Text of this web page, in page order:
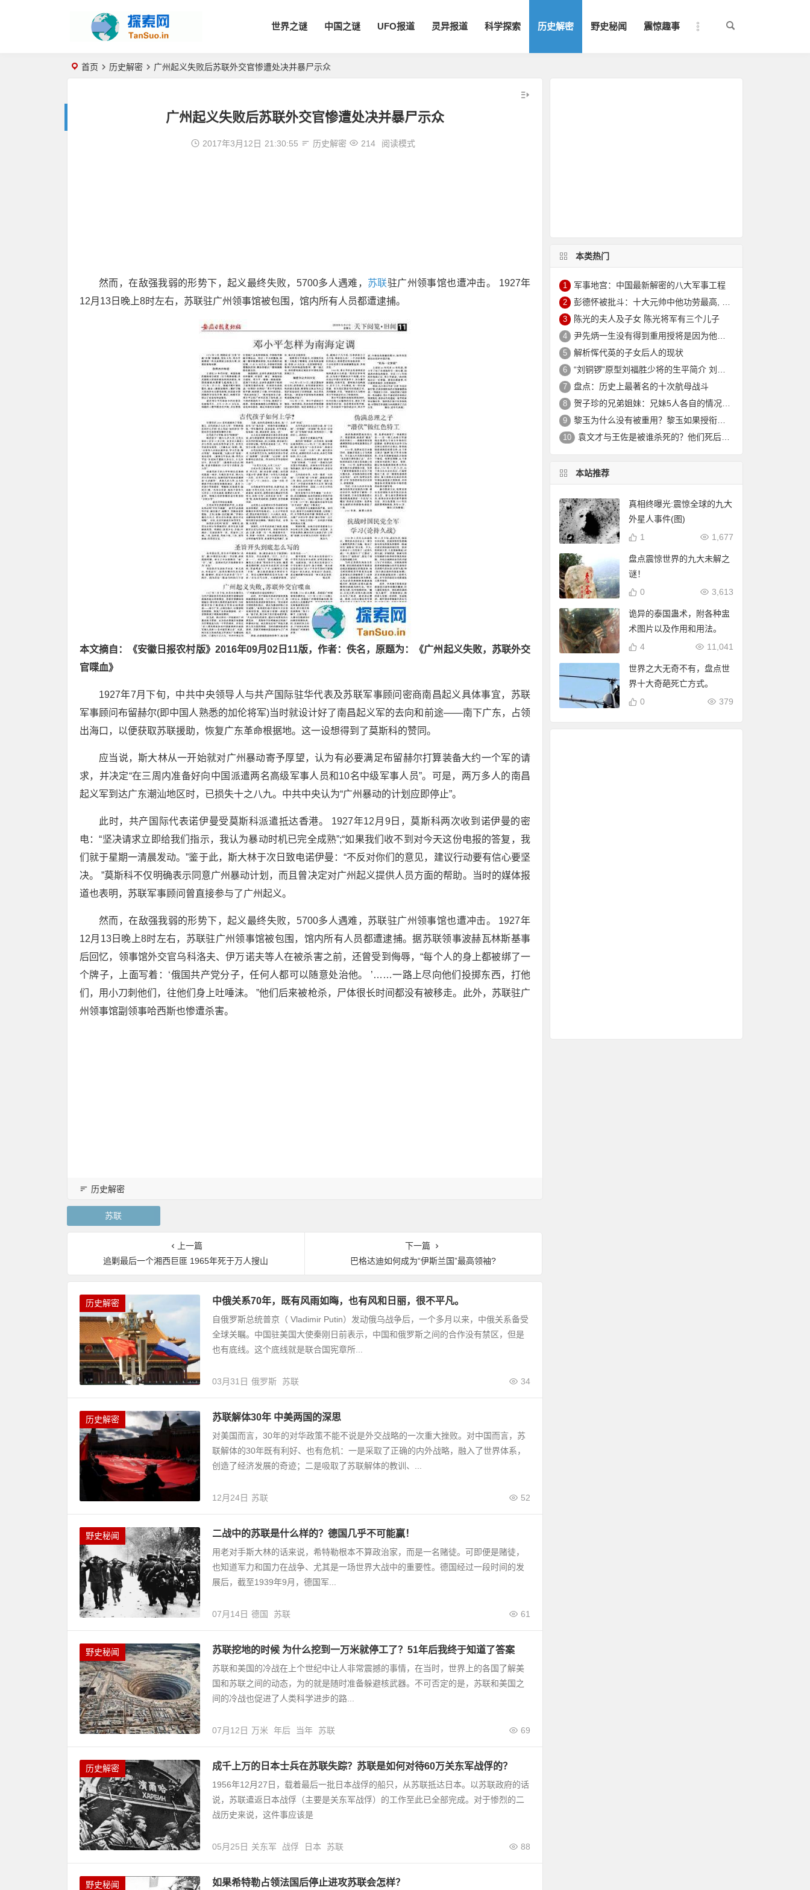
世界之谜 中国之谜 UFO报道 灵异报道 科学探索 历史解密 野史秘闻 震惊趣事
首页 历史解密 广州起义失败后苏联外交官惨遭处决并暴尸示众
广州起义失败后苏联外交官惨遭处决并暴尸示众
2017年3月12日 21:30:55 历史解密 214 阅读模式
然而，在敌强我弱的形势下，起义最终失败，5700多人遇难， 苏联驻广州领事馆也遭冲击。 1927年
12月13日晚上8时左右，苏联驻广州领事馆被包围，馆内所有人员都遭逮捕。
本文摘自：《安徽日报农村版》2016年09月02日11版，作者：佚名，原题为：《广州起义失败，苏联外交
官喋血》
1927年7月下旬，中共中央领导人与共产国际驻华代表及苏联军事顾问密商南昌起义具体事宜，苏联
军事顾问布留赫尔(即中国人熟悉的加伦将军)当时就设计好了南昌起义军的去向和前途——南下广东，占领
出海口，以便获取苏联援助，恢复广东革命根据地。这一设想得到了莫斯科的赞同。
应当说，斯大林从一开始就对广州暴动寄予厚望，认为有必要满足布留赫尔打算装备大约一个军的请
求，并决定“在三周内准备好向中国派遣两名高级军事人员和10名中级军事人员”。可是，两万多人的南昌
起义军到达广东潮汕地区时，已损失十之八九。中共中央认为“广州暴动的计划应即停止”。
此时，共产国际代表诺伊曼受莫斯科派遣抵达香港。 1927年12月9日，莫斯科两次收到诺伊曼的密
电：“坚决请求立即给我们指示，我认为暴动时机已完全成熟”;“如果我们收不到对今天这份电报的答复，我
们就于星期一清晨发动。”鉴于此，斯大林于次日致电诺伊曼：“不反对你们的意见，建议行动要有信心要坚
决。 ”莫斯科不仅明确表示同意广州暴动计划，而且曾决定对广州起义提供人员方面的帮助。当时的媒体报
道也表明，苏联军事顾问曾直接参与了广州起义。
然而，在敌强我弱的形势下，起义最终失败，5700多人遇难，苏联驻广州领事馆也遭冲击。 1927年
12月13日晚上8时左右，苏联驻广州领事馆被包围，馆内所有人员都遭逮捕。据苏联领事波赫瓦林斯基事
后回忆，领事馆外交官乌科洛夫、伊万诺夫等人在被杀害之前，还曾受到侮辱，“每个人的身上都被绑了一
个牌子，上面写着：‘俄国共产党分子，任何人都可以随意处治他。 ’……一路上尽向他们投掷东西，打他
们，用小刀刺他们，往他们身上吐唾沫。 ”他们后来被枪杀，尸体很长时间都没有被移走。此外，苏联驻广
州领事馆副领事哈西斯也惨遭杀害。
历史解密
苏联
上一篇
追剿最后一个湘西巨匪 1965年死于万人搜山
下一篇
巴格达迪如何成为“伊斯兰国”最高领袖?
历史解密 中俄关系70年，既有风雨如晦，也有风和日丽，很不平凡。
自俄罗斯总统普京（ Vladimir Putin）发动俄乌战争后，一个多月以来，中俄关系备受
全球关瞩。中国驻美国大使秦刚日前表示，中国和俄罗斯之间的合作没有禁区，但是
也有底线。这个底线就是联合国宪章所...
03月31日 34
俄罗斯 苏联
历史解密 苏联解体30年 中美两国的深思
对美国而言，30年的对华政策不能不说是外交战略的一次重大挫败。对中国而言，苏
联解体的30年既有利好、也有危机：一是采取了正确的内外战略，融入了世界体系，
创造了经济发展的奇迹；二是吸取了苏联解体的教训、...
12月24日 52
苏联
野史秘闻 二战中的苏联是什么样的？德国几乎不可能赢！
用老对手斯大林的话来说，希特勒根本不算政治家，而是一名赌徒。可即便是赌徒，
也知道军力和国力在战争、尤其是一场世界大战中的重要性。德国经过一段时间的发
展后，截至1939年9月，德国军...
07月14日 61
德国 苏联
野史秘闻 苏联挖地的时候 为什么挖到一万米就停工了？51年后我终于知道了答案
苏联和美国的冷战在上个世纪中让人非常震撼的事情，在当时，世界上的各国了解美
国和苏联之间的动态，为的就是随时准备躲避核武器。不可否定的是，苏联和美国之
间的冷战也促进了人类科学进步的路...
07月12日 69
万米 年后 当年 苏联
历史解密 成千上万的日本士兵在苏联失踪？苏联是如何对待60万关东军战俘的？
1956年12月27日，载着最后一批日本战俘的船只，从苏联抵达日本。以苏联政府的话
说，苏联遣返日本战俘（主要是关东军战俘）的工作至此已全部完成。对于惨烈的二
战历史来说，这件事应该是
05月25日 88
关东军 战俘 日本 苏联
野史秘闻 如果希特勒占领法国后停止进攻苏联会怎样？
本类热门
1 军事地宫：中国最新解密的八大军事工程
2 彭德怀被批斗：十大元帅中他功劳最高, 却被批斗最惨8年囚禁生活
3 陈光的夫人及子女 陈光将军有三个儿子
4 尹先炳一生没有得到重用授将是因为他个人方面有生活作风问题？
5 解析恽代英的子女后人的现状
6 “刘铜锣”原型刘福胜少将的生平简介 刘福胜的老婆是谁？
7 盘点：历史上最著名的十次航母战斗
8 贺子珍的兄弟姐妹：兄妹5人各自的情况介绍
9 黎玉为什么没有被重用？黎玉如果授衔会是什么军衔？
10 袁文才与王佐是被谁杀死的？他们死后其后代情况如何？
本站推荐
真相终曝光:震惊全球的九大
外星人事件(图)
1,677
1
盘点震惊世界的九大未解之
谜！
3,613
0
诡异的泰国蛊术，附各种盅
术图片以及作用和用法。
11,041
4
世界之大无奇不有，盘点世
界十大奇葩死亡方式。
379
0